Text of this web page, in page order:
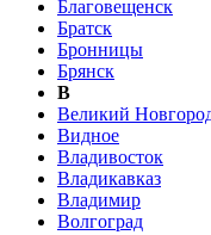
Благовещенск
Братск
Бронницы
Брянск
В
Великий
Видное
Владивосток
Владикавказ
Владимир
Волгоград